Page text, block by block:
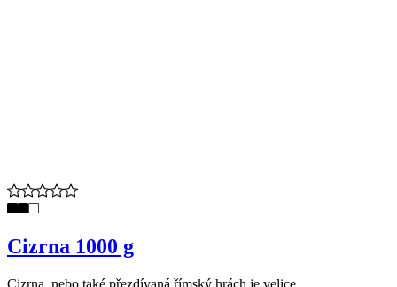
Cizrna 1000 g
Cizrna, nebo také přezdívaná římský hrách je velice ...